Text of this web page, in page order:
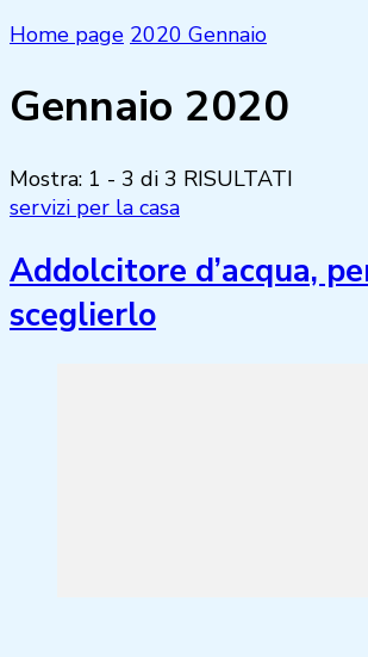
Home page 2020 Gennaio
Gennaio 2020
Mostra: 1 - 3 di 3 RISULTATI
servizi per la casa
Addolcitore d’acqua,
sceglierlo